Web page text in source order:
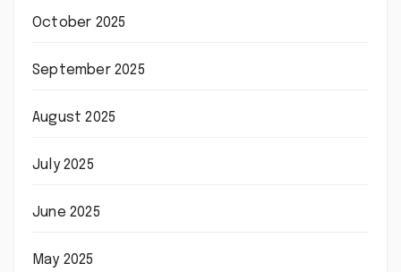
October 2025
September 2025
August 2025
July 2025
June 2025
May 2025